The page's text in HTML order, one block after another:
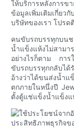
ให้บริการหลังการข
ข้อมูลเพิ่มเติมเกี่ย
บริษัทของเรา โปรด
คนขับรถบรรทุกบนช
น้ำแข็งแห้งไม่สามา
อย่างไรก็ตาม การ
ขับรถบรรทุกกลับไ
อ้างว่าได้ขนส่งน้ำ
ตกภายในหนึ่งปี
ตั้งตู้แช่แข็งน้ำแข็งแ